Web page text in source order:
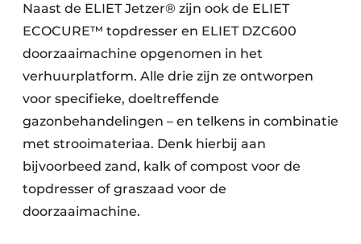
Naast de ELIET Jetzer® zijn ook de ELIET
ECOCURE™ topdresser en ELIET DZC600
doorzaaimachine opgenomen in het
verhuurplatform. Alle drie zijn ze ontworpen
voor specifieke, doeltreffende
gazonbehandelingen – en telkens in combinatie
met strooimateriaa. Denk hierbij aan
bijvoorbeed zand, kalk of compost voor de
topdresser of graszaad voor de
doorzaaimachine.